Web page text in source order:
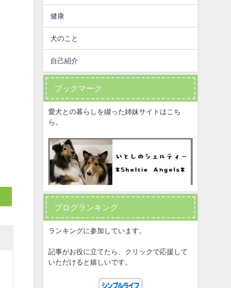
健康
犬のこと
自己紹介
ブックマーク
愛犬との暮らしを綴った姉妹サイトはこち
ら。
ブログランキング
ランキングに参加しています。
記事がお役に立てたら、クリックで応援して
いただけると嬉しいです。